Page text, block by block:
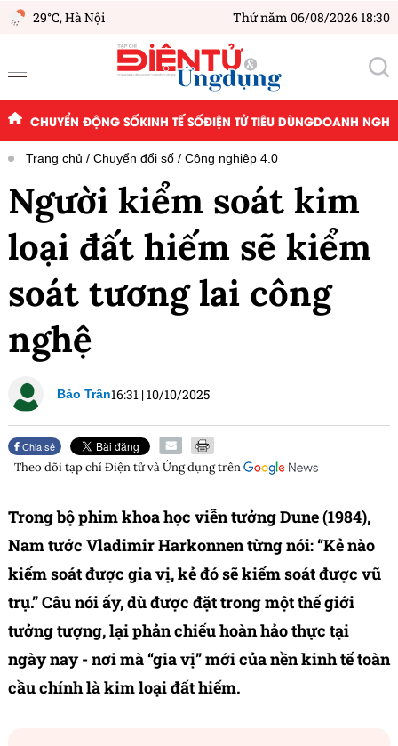
29°C,Hà Nội Thứ năm 06/08/2026 18:30
CHUYỂN ĐỘNG SỐKINH TẾ SỐĐIỆN TỬ TIÊU DÙNGDOANH
Trang chủ Chuyển đổi số Công nghiệp 4.0
Người kiểm soát kim
loại đất hiếm sẽ kiểm
soát tương lai công
nghệ
Bảo Trân16:31 |10/10/2025
Chia sẻ
Theo dõi tạp chíĐiện tử và Ứng dụngtrên
Trong bộ phim khoa học viễn tưởng Dune (1984),
Nam tước Vladimir Harkonnen từng nói: “Kẻ nào
kiểm soát được gia vị, kẻ đó sẽ kiểm soát được vũ
trụ.” Câu nói ấy, dù được đặt trong một thế giới
tưởng tượng, lại phản chiếu hoàn hảo thực tại
ngày nay - nơi mà “gia vị” mới của nền kinh tế toàn
cầu chính là kim loại đất hiếm.